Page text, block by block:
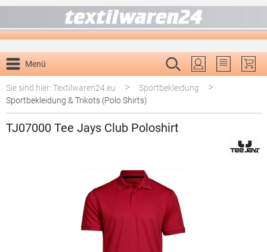
Menü
Du hast 0
Sie sind hier: Textilwaren24.eu
> Sportbekleidung >
Sportbekleidung & Trikots (Polo Shirts)
TJ07000 Tee Jays Club Poloshirt